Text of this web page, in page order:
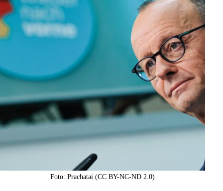
Foto: Prachatai (CC BY-NC-ND 2.0)